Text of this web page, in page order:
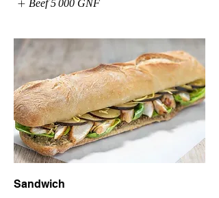
Beef 5 000 GNF
Sandwich